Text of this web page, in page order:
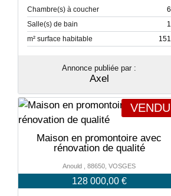
Chambre(s) à coucher
6
Salle(s) de bain
1
m² surface habitable
151
Annonce publiée par :
Axel
VENDU
Maison en promontoire avec
rénovation de qualité
Anould , 88650, VOSGES
128 000,00 €